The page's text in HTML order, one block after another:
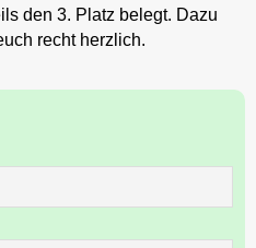
den 3. Platz belegt. Dazu
recht herzlich.